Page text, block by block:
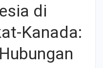
di
Kanada: